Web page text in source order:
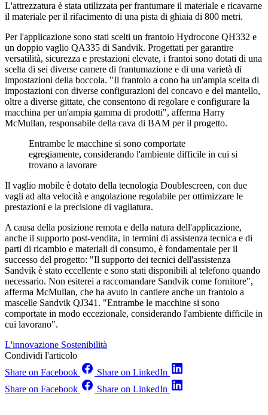
L'attrezzatura è stata utilizzata per frantumare il materiale e ricavarne
il materiale per il rifacimento di una pista di ghiaia di 800 metri.
Per l'applicazione sono stati scelti un frantoio Hydrocone QH332 e
un doppio vaglio QA335 di Sandvik. Progettati per garantire
versatilità, sicurezza e prestazioni elevate, i frantoi sono dotati di una
scelta di sei diverse camere di frantumazione e di una varietà di
impostazioni della boccola. "Il frantoio a cono ha un'ampia scelta di
impostazioni con diverse configurazioni del concavo e del mantello,
oltre a diverse gittate, che consentono di regolare e configurare la
macchina per un'ampia gamma di prodotti", afferma Harry
McMullan, responsabile della cava di BAM per il progetto.
Entrambe le macchine si sono comportate
egregiamente, considerando l'ambiente difficile in cui si
trovano a lavorare
Il vaglio mobile è dotato della tecnologia Doublescreen, con due
vagli ad alta velocità e angolazione regolabile per ottimizzare le
prestazioni e la precisione di vagliatura.
A causa della posizione remota e della natura dell'applicazione,
anche il supporto post-vendita, in termini di assistenza tecnica e di
parti di ricambio e materiali di consumo, è fondamentale per il
successo del progetto: "Il supporto dei tecnici dell'assistenza
Sandvik è stato eccellente e sono stati disponibili al telefono quando
necessario. Non esiterei a raccomandare Sandvik come fornitore",
afferma McMullan, che ha avuto in cantiere anche un frantoio a
mascelle Sandvik QJ341. "Entrambe le macchine si sono
comportate in modo eccezionale, considerando l'ambiente difficile in
cui lavorano".
L'innovazione Sostenibilità
Condividi l'articolo
Share on Facebook
Share on LinkedIn
Share on Facebook
Share on LinkedIn